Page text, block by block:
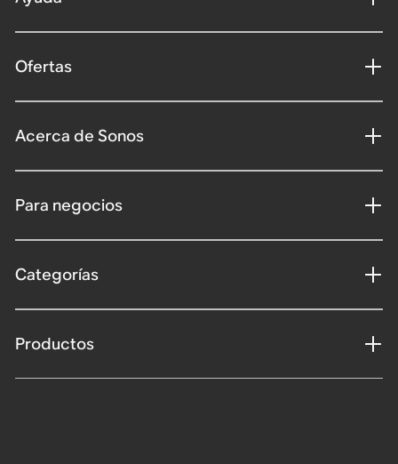
Ofertas
Acerca de Sonos
Para negocios
Categorías
Productos